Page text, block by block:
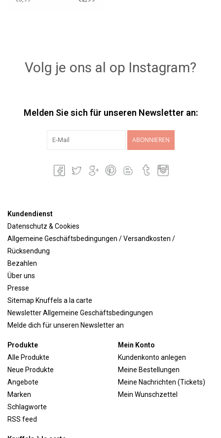
Volg je ons al op Instagram?
Melden Sie sich für unseren Newsletter an:
ABONNIEREN
Kundendienst
Datenschutz & Cookies
Allgemeine Geschäftsbedingungen / Versandkosten /
Rücksendung
Bezahlen
Über uns
Presse
Sitemap Knuffels a la carte
Newsletter Allgemeine Geschäftsbedingungen
Melde dich für unseren Newsletter an
Produkte
Alle Produkte
Neue Produkte
Angebote
Marken
Schlagworte
RSS feed
Mein Konto
Kundenkonto anlegen
Meine Bestellungen
Meine Nachrichten (Tickets)
Mein Wunschzettel